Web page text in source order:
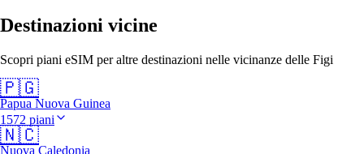
Destinazioni vicine
Scopri piani eSIM per altre destinazioni nelle vicinanze delle Figi
🇵🇬
Papua Nuova Guinea
1572 piani
🇳🇨
Nuova Caledonia